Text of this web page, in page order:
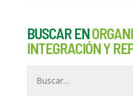
BUSCAR EN
INTEGRACIÓN Y